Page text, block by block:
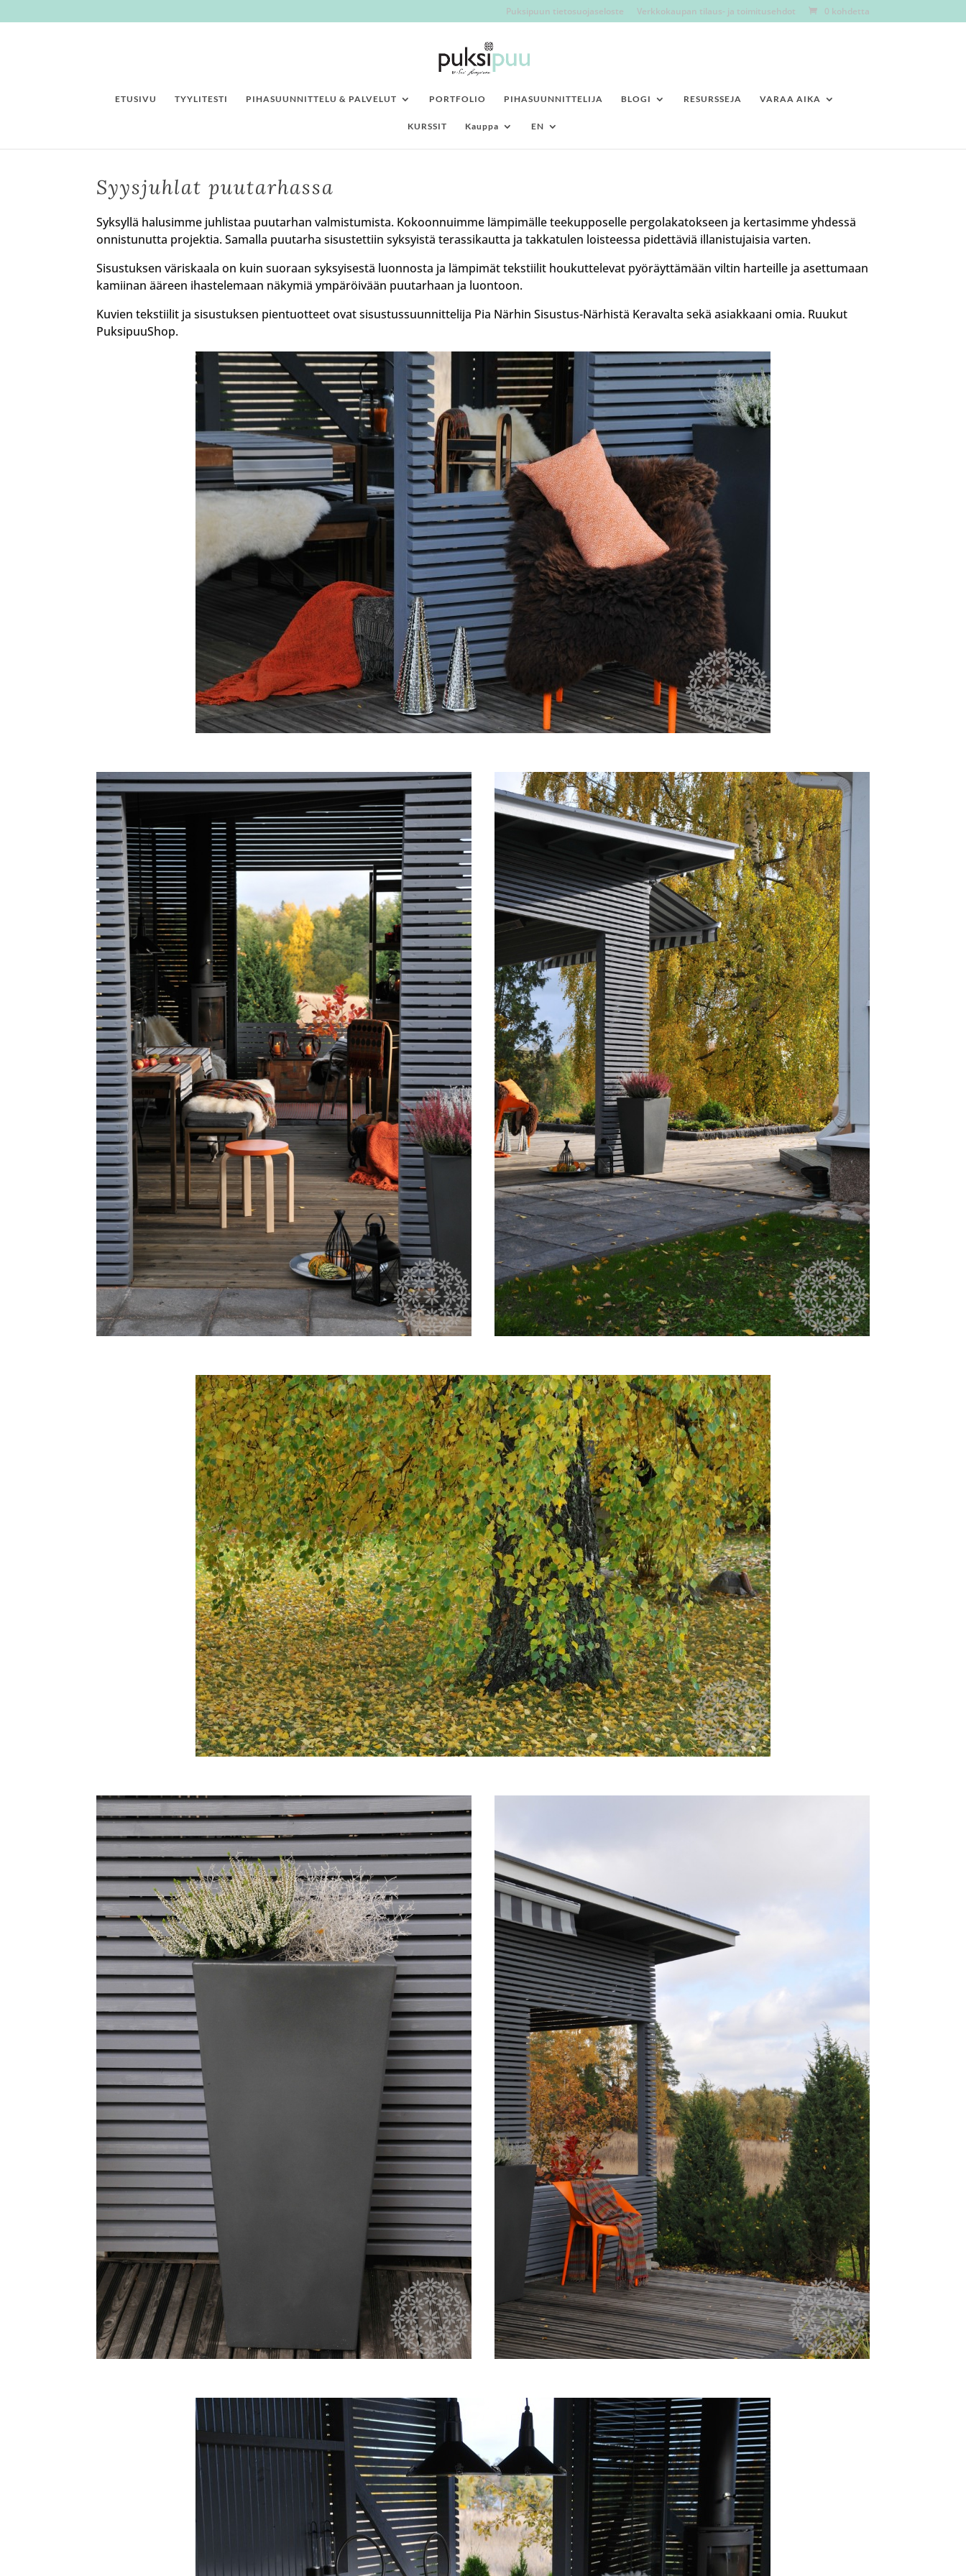
Puksipuun tietosuojaseloste Verkkokaupan tilaus- ja toimitusehdot 0 kohdetta
ETUSIVU TYYLITESTI PIHASUUNNITTELU & PALVELUT PORTFOLIO PIHASUUNNITTELIJA BLOGI RESURSSEJA VARAA AIKA
KURSSIT Kauppa EN
Syysjuhlat puutarhassa
Syksyllä halusimme juhlistaa puutarhan valmistumista. Kokoonnuimme lämpimälle teekupposelle pergolakatokseen ja kertasimme yhdessä
onnistunutta projektia. Samalla puutarha sisustettiin syksyistä terassikautta ja takkatulen loisteessa pidettäviä illanistujaisia varten.
Sisustuksen väriskaala on kuin suoraan syksyisestä luonnosta ja lämpimät tekstiilit houkuttelevat pyöräyttämään viltin harteille ja asettumaan
kamiinan ääreen ihastelemaan näkymiä ympäröivään puutarhaan ja luontoon.
Kuvien tekstiilit ja sisustuksen pientuotteet ovat sisustussuunnittelija Pia Närhin Sisustus-Närhistä Keravalta sekä asiakkaani omia. Ruukut
PuksipuuShop.